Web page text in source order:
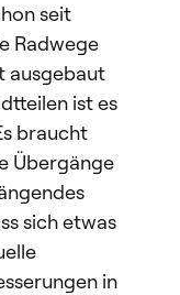
seit
Radwege
ausgebaut
ist es
braucht
Übergänge
sich etwas
in